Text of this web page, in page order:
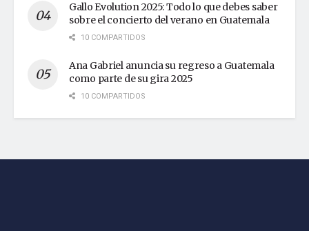
Gallo Evolution 2025: Todo lo que debes saber
sobre el concierto del verano en Guatemala
10 COMPARTIDOS
Ana Gabriel anuncia su regreso a Guatemala
como parte de su gira 2025
10 COMPARTIDOS